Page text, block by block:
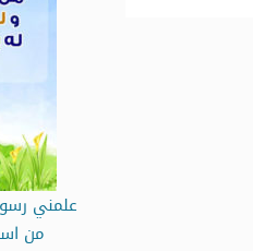
علمني
من